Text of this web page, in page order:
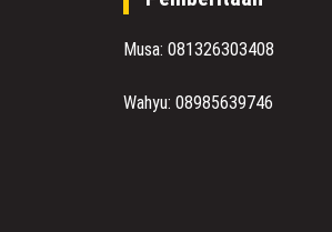
Musa: 081326303408
Wahyu: 08985639746